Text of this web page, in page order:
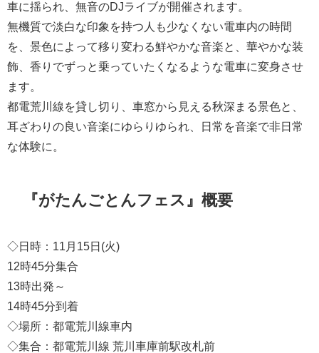
車に揺られ、無音のDJライブが開催されます。
無機質で淡白な印象を持つ人も少なくない電車内の時間
を、景色によって移り変わる鮮やかな音楽と、華やかな装
飾、香りでずっと乗っていたくなるような電車に変身させ
ます。
都電荒川線を貸し切り、車窓から見える秋深まる景色と、
耳ざわりの良い音楽にゆらりゆられ、日常を音楽で非日常
な体験に。
『がたんごとんフェス』概要
◇日時：11月15日(火)
12時45分集合
13時出発～
14時45分到着
◇場所：都電荒川線車内
◇集合：都電荒川線 荒川車庫前駅改札前